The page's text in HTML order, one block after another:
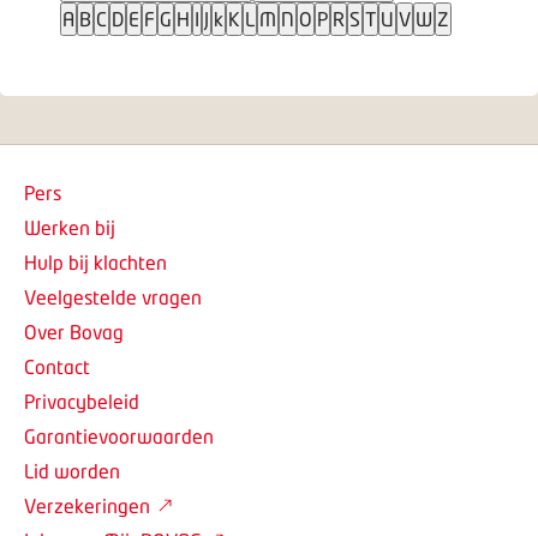
A B C D E F G H I J k K L M N O P R S T U V W Z
Pers
Werken bij
Hulp bij klachten
Veelgestelde vragen
Over Bovag
Contact
Privacybeleid
Garantievoorwaarden
Lid worden
Verzekeringen